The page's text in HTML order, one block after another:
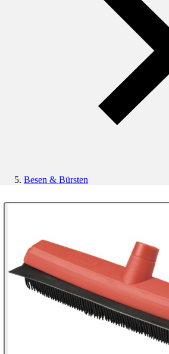
Besen & Bürsten